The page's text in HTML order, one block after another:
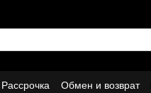
Обмен и возврат